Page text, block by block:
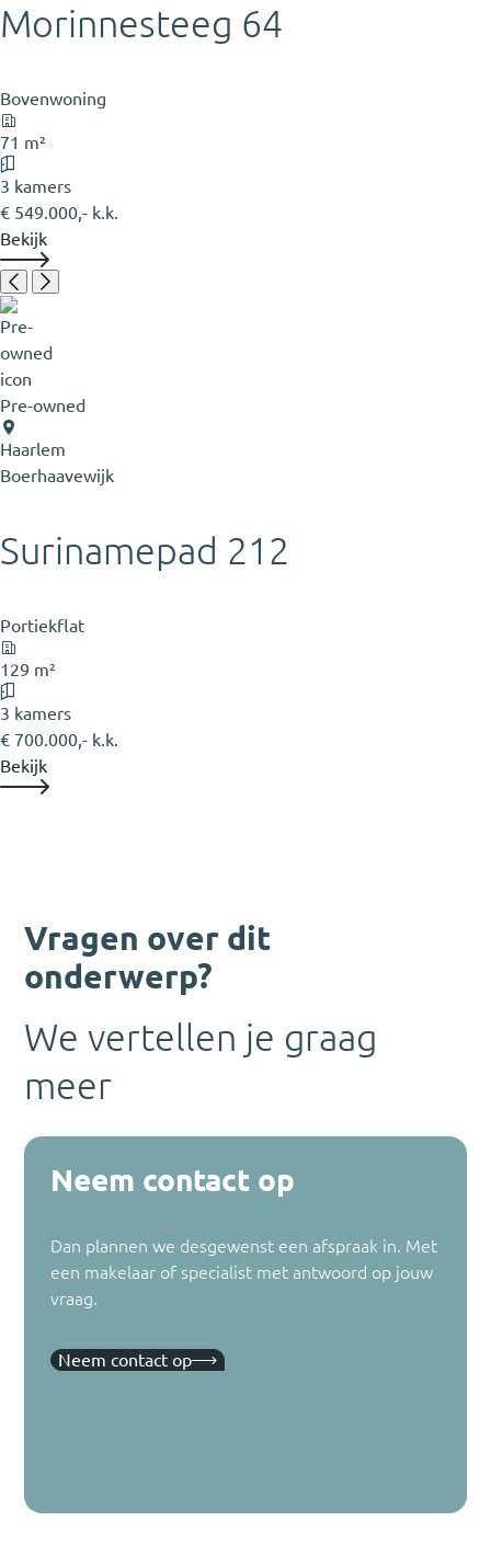
Morinnesteeg 64
Bovenwoning
71 m²
3 kamers
€ 549.000,- k.k.
Bekijk
Pre-owned
Haarlem
Boerhaavewijk
Surinamepad 212
Portiekflat
129 m²
3 kamers
€ 700.000,- k.k.
Bekijk
Vragen over dit
onderwerp?
We vertellen je graag
meer
Neem contact op
Dan plannen we desgewenst een afspraak in. Met
een makelaar of specialist met antwoord op jouw
vraag.
Neem contact op